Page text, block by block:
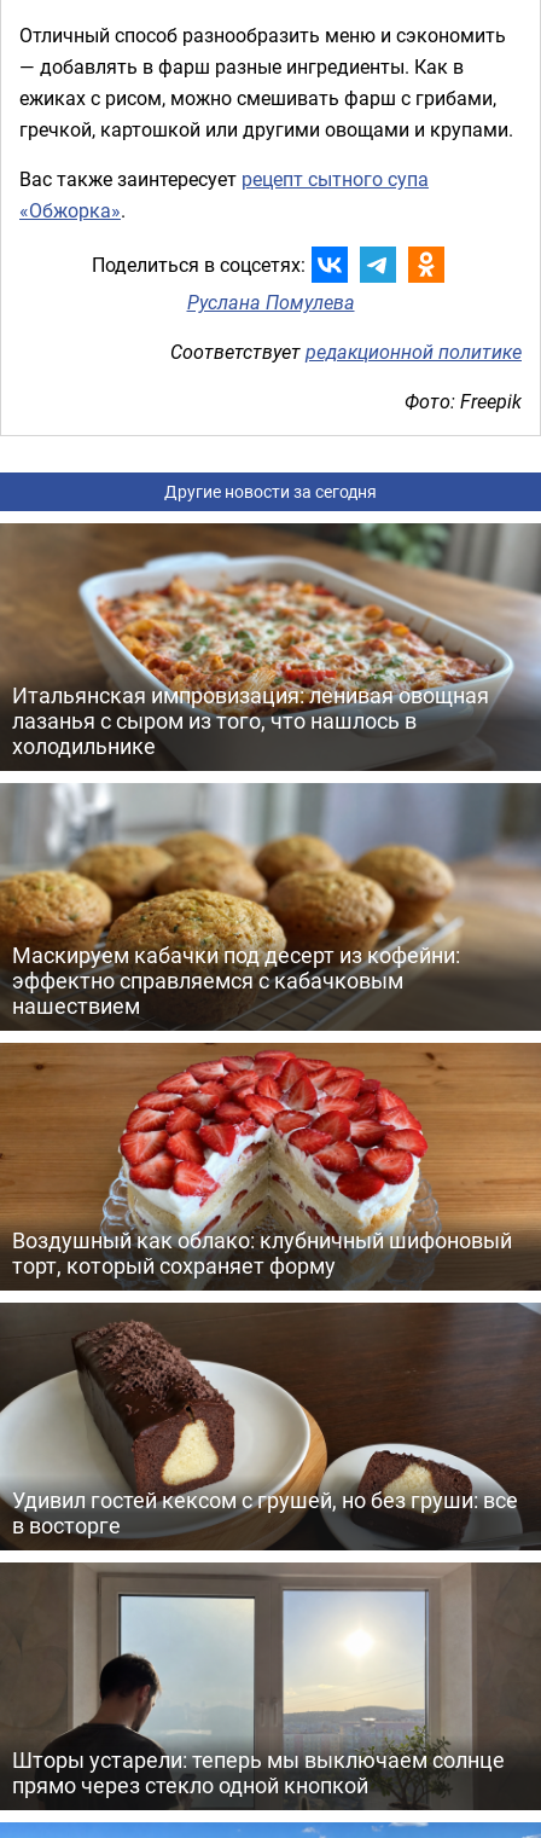
Отличный способ разнообразить меню и сэкономить
— добавлять в фарш разные ингредиенты. Как в
ежиках с рисом, можно смешивать фарш с грибами,
гречкой, картошкой или другими овощами и крупами.
Вас также заинтересует рецепт сытного супа
«Обжорка».
Поделиться в соцсетях:
Руслана Помулева
Соответствуетредакционной политике
Фото: Freepik
Другие новости за сегодня
Итальянская импровизация: ленивая овощная
лазанья с сыром из того, что нашлось в
холодильнике
Маскируем кабачки под десерт из кофейни:
эффектно справляемся с кабачковым
нашествием
Воздушный как облако: клубничный шифоновый
торт, который сохраняет форму
Удивил гостей кексом с грушей, но без груши: все
в восторге
Шторы устарели: теперь мы выключаем солнце
прямо через стекло одной кнопкой